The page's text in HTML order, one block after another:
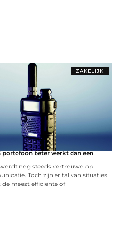
ZAKELIJK
portofoon beter werkt dan een
nog steeds vertrouwd op
Toch zijn er tal van situaties
meest efficiënte of